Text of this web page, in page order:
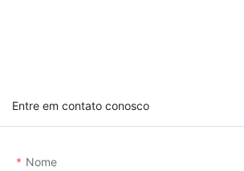
Entre em contato conosco
Nome